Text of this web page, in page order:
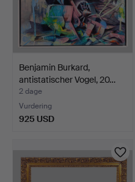
Benjamin Burkard,
antistatischer Vogel, 20…
2 dage
Vurdering
925 USD